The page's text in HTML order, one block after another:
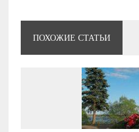
ПОХОЖИЕ СТАТЬИ